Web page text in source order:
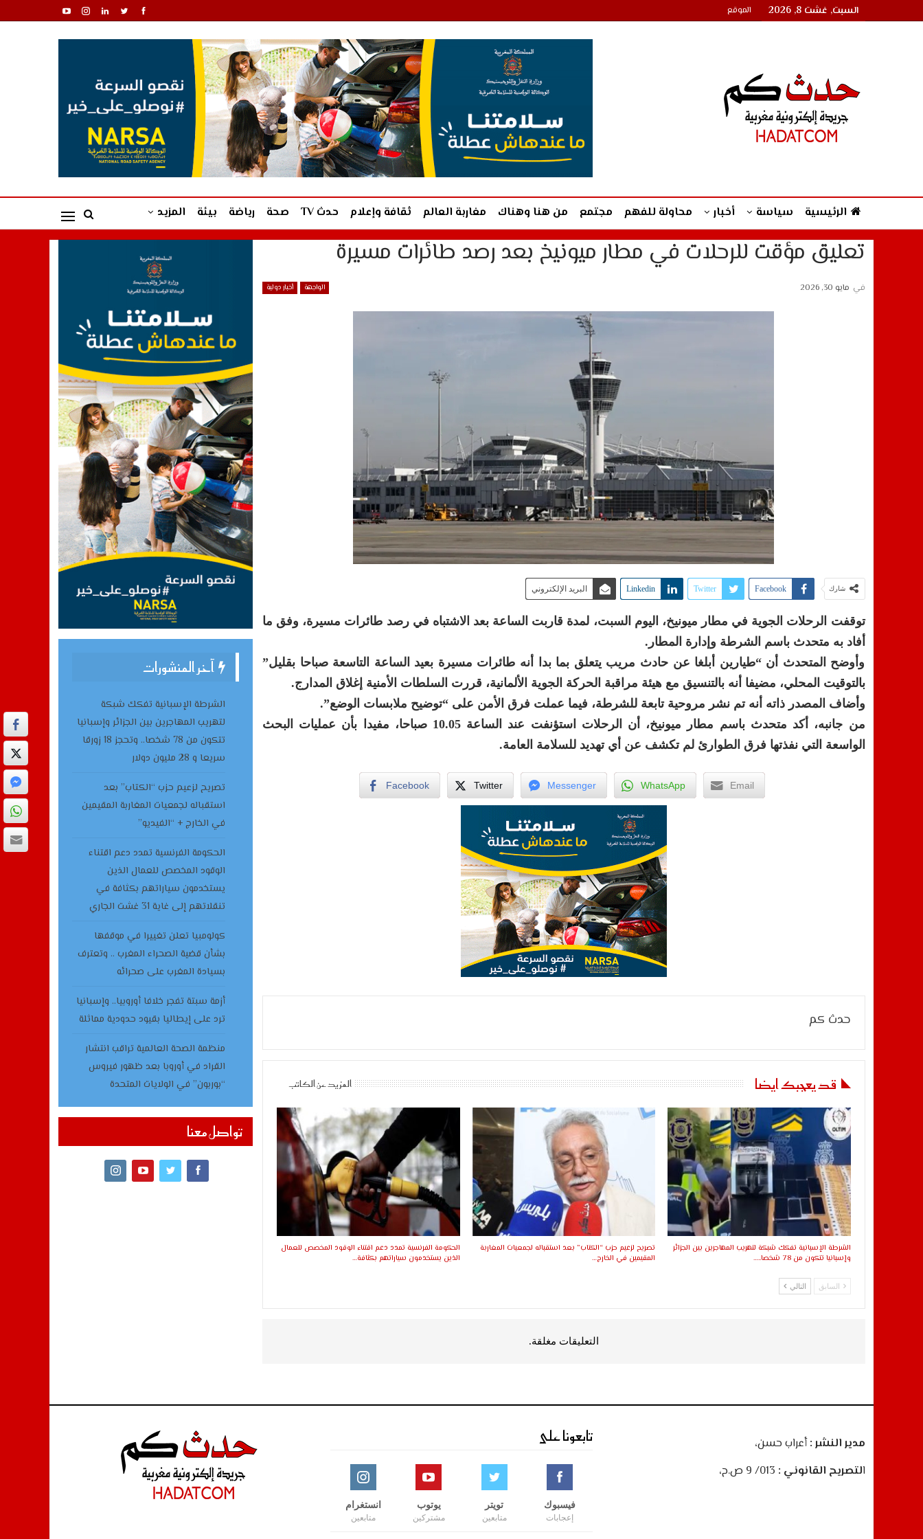
السبت, غشت 8, 2026 الموقع
الرئيسية سياسة أخبار محاولة للفهم مجتمع من هنا وهناك مغاربة العالم ثقافة وإعلام حدث TV صحة رياضة بيئة المزيد
تعليق مؤقت للرحلات في مطار ميونيخ بعد رصد طائرات مسيرة
الواجهة أخبار دولية في مايو 30, 2026
شارك Facebook
Twitter
Linkedin البريد الإلكتروني
توقفت الرحلات الجوية في مطار ميونيخ، اليوم السبت، لمدة قاربت الساعة بعد الاشتباه في رصد طائرات مسيرة، وفق ما
أفاد به متحدث باسم الشرطة وإدارة المطار.
وأوضح المتحدث أن “طيارين أبلغا عن حادث مريب يتعلق بما بدا أنه طائرات مسيرة بعيد الساعة التاسعة صباحا بقليل”
بالتوقيت المحلي، مضيفا أنه بالتنسيق مع هيئة مراقبة الحركة الجوية الألمانية، قررت السلطات الأمنية إغلاق المدارج.
وأضاف المصدر ذاته أنه تم نشر مروحية تابعة للشرطة، فيما عملت فرق الأمن على “توضيح ملابسات الوضع”.
من جانبه، أكد متحدث باسم مطار ميونيخ، أن الرحلات استؤنفت عند الساعة 10.05 صباحا، مفيدا بأن عمليات البحث
الواسعة التي نفذتها فرق الطوارئ لم تكشف عن أي تهديد للسلامة العامة.
Facebook Twitter Messenger WhatsApp Email
حدث كم
قد يعجبك ايضا المزيد عن الكاتب
الشرطة الإسبانية تفكك شبكة لتهريب المهاجرين بين الجزائر
وإسبانيا تتكون من 78 شخصا..…
تصريح لزعيم حزب “الكتاب” بعد استقباله لجمعيات المغاربة
المقيمين في الخارج…
الحكومة الفرنسية تمدد دعم اقتناء الوقود المخصص للعمال
الذين يستخدمون سياراتهم بكثافة…
السابق التالي
التعليقات مغلقة.
آخر المنشورات
الشرطة الإسبانية تفكك شبكة
لتهريب المهاجرين بين الجزائر وإسبانيا
تتكون من 78 شخصا.. وتحجز 18 زورقا
سريعا و 28 مليون دولار
تصريح لزعيم حزب “الكتاب” بعد
استقباله لجمعيات المغاربة المقيمين
في الخارج + “الفيديو”
الحكومة الفرنسية تمدد دعم اقتناء
الوقود المخصص للعمال الذين
يستخدمون سياراتهم بكثافة في
تنقلاتهم إلى غاية 31 غشت الجاري
كولومبيا تعلن تغييرا في موقفها
بشأن قضية الصحراء المغرب .. وتعترف
بسيادة المغرب على صحرائه
أزمة سبتة تفجر خلافا أوروبيا.. وإسبانيا
ترد على إيطاليا بقيود حدودية مماثلة
منظمة الصحة العالمية تراقب انتشار
القراد في أوروبا بعد ظهور فيروس
“بوربون” في الولايات المتحدة
تواصل معنا
مدير النشر :أعراب حسن،
التصريح القانوني :
تابعونا على
فيسبوك
إعجابات
تويتر
متابعين
يوتوب
مشتركين
انستغرام
متابعين